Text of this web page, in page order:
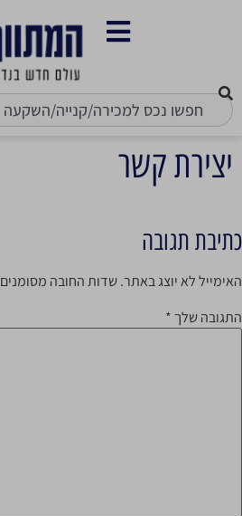
יצירת קשר
כתיבת תגובה
האימייל לא יוצג באתר.שדות החובה מסומנים
התגובה שלך *